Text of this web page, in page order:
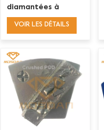
diamantées à
étoile unique
VOIR LES DÉTAILS